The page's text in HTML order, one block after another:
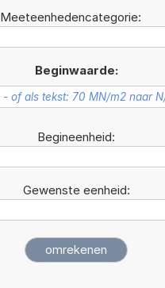
Meeteenhedencategorie:
Beginwaarde:
Begineenheid:
Gewenste eenheid: